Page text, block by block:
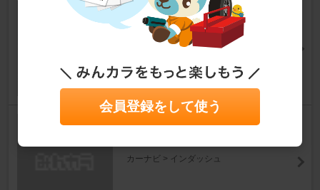
Clarion
NX502
カーナビ > インダッシュ
カーナビ > インダッシュ
会員登録をして使う